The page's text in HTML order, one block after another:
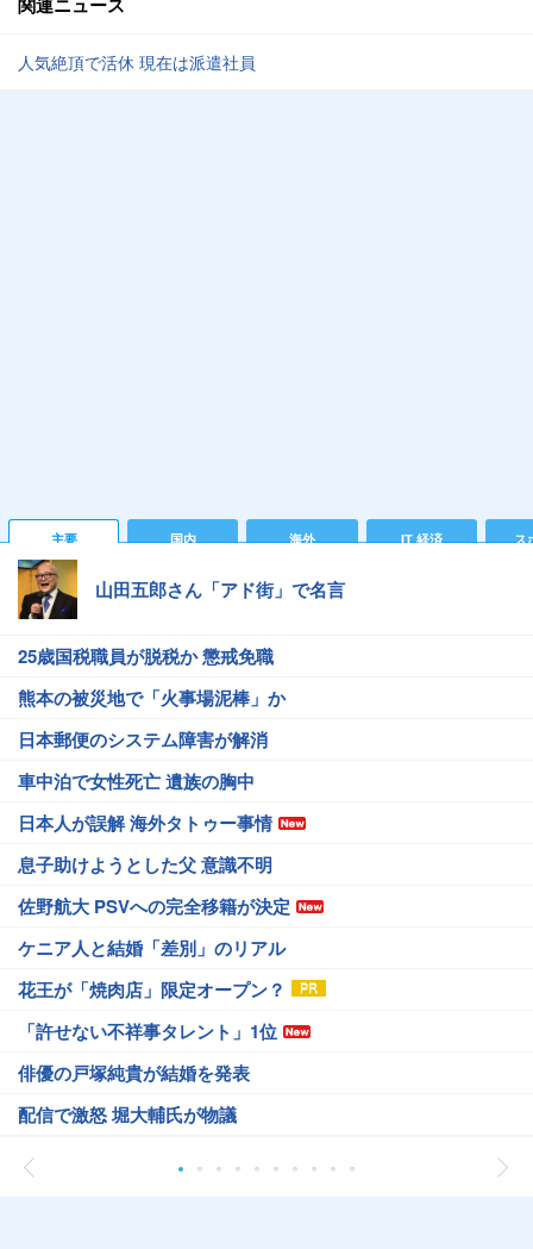
人気絶頂で活休 現在は派遣社員
主要 国内 海外 IT 経済 ス
山田五郎さん「アド街」で名言
25歳国税職員が脱税か 懲戒免職
熊本の被災地で「火事場泥棒」か
日本郵便のシステム障害が解消
車中泊で女性死亡 遺族の胸中
日本人が誤解 海外タトゥー事情
息子助けようとした父 意識不明
佐野航大 PSVへの完全移籍が決定
ケニア人と結婚「差別」のリアル
花王が「焼肉店」限定オープン？
「許せない不祥事タレント」1位
俳優の戸塚純貴が結婚を発表
配信で激怒 堀大輔氏が物議